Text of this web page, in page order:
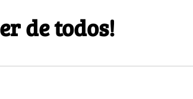
de todos!